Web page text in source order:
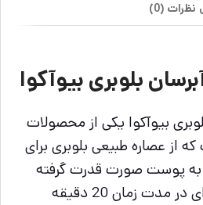
نظرات (0)
بلوبری بیوآکوا
بیوآکوا یکی از محصولات
از عصاره طبیعی بلوبری برای
به پوست صورت قدرت گرفته
است. این ماسک ورقه ای در مدت زمان 20 دقیقه